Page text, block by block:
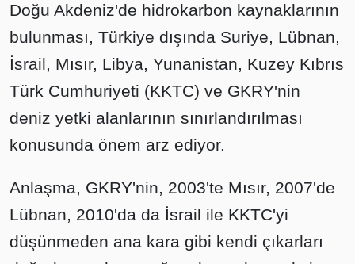
Doğu Akdeniz'de hidrokarbon kaynaklarının
bulunması, Türkiye dışında Suriye, Lübnan,
İsrail, Mısır, Libya, Yunanistan, Kuzey Kıbrıs
Türk Cumhuriyeti (KKTC) ve GKRY'nin
deniz yetki alanlarının sınırlandırılması
konusunda önem arz ediyor.
Anlaşma, GKRY'nin, 2003'te Mısır, 2007'de
Lübnan, 2010'da da İsrail ile KKTC'yi
düşünmeden ana kara gibi kendi çıkarları